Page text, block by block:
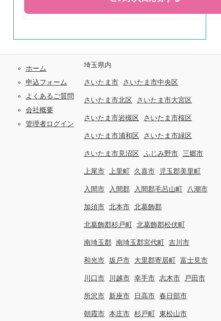
ホーム
申込フォーム
よくあるご質問
会社概要
管理者ログイン
埼玉県内
さいたま市 さいたま市中央区
さいたま市北区 さいたま市大宮区
さいたま市岩槻区 さいたま市桜区
さいたま市浦和区 さいたま市緑区
さいたま市見沼区 ふじみ野市 三郷市
上尾市 上里町 久喜市 児玉郡美里町
入間市 入間郡 入間郡毛呂山町 八潮市
加須市 北本市 北葛飾郡
北葛飾郡杉戸町 北葛飾郡松伏町
南埼玉郡 南埼玉郡宮代町 吉川市
和光市 坂戸市 大里郡寄居町 富士見市
川口市 川越市 幸手市 志木市 戸田市
所沢市 新座市 日高市 春日部市
朝霞市 本庄市 杉戸町 東松山市